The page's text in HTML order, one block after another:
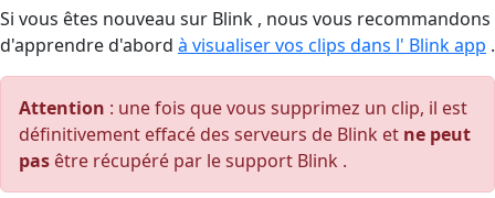
Si vous êtes nouveau sur Blink , nous vous recommandons
d'apprendre d'abord à visualiser vos clips dans l' Blink app .
Attention : une fois que vous supprimez un clip, il est
définitivement effacé des serveurs de Blink et ne peut
pas être récupéré par le support Blink .